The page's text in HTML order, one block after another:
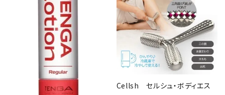
Cellsh セルシュ・ボディエス